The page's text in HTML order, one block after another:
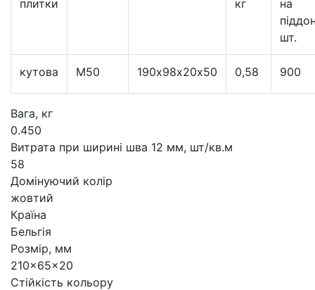
плитки кг
на
шт.
кутова M50 190х98х20х50 0,58 900
Вага, кг
0.450
Витрата при ширині шва 12 мм, шт/кв.м
58
Домінуючий колір
жовтий
Країна
Бельгія
Розмір, мм
210x65x20
Стійкість кольору